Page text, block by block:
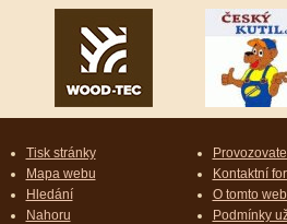
Tisk stránky
Mapa webu
Hledání
Nahoru
Kontaktní
O tomto
Podmínky